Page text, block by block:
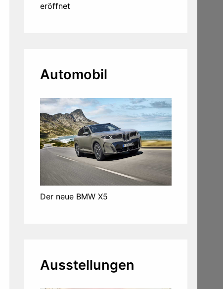
eröffnet
Automobil
Der neue BMW X5
Ausstellungen